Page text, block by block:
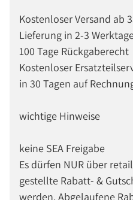
Kostenloser Versand ab
Lieferung in 2-3
100 Tage Rückgaberecht
Kostenloser
in 30 Tagen auf
wichtige Hinweise
keine SEA Freigabe
Es dürfen NUR über
gestellte Rabatt- &
werden. Abgelaufene